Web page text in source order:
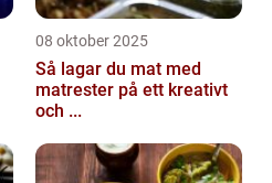
08 oktober 2025
Så lagar du mat med
matrester på ett kreativt
och ...